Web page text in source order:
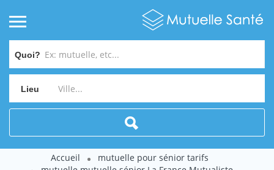
Quoi?
Lieu
Accueil
mutuelle pour sénior tarifs